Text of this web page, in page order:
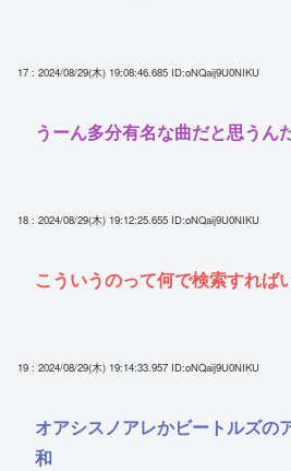
17 : 2024/08/29(木) 19:08:46.685 ID:oNQaij9U0NIKU
うーん多分有名な曲だと思うん
18 : 2024/08/29(木) 19:12:25.655 ID:oNQaij9U0NIKU
こういうのって何で検索すれば
19 : 2024/08/29(木) 19:14:33.957 ID:oNQaij9U0NIKU
オアシスノアレかビートルズの
和